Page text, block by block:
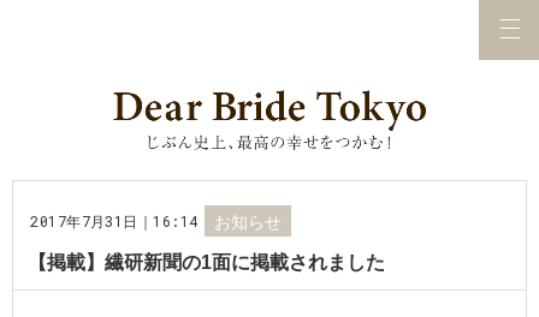
2017年7月31日｜16:14 お知らせ
【掲載】繊研新聞の1面に掲載されました